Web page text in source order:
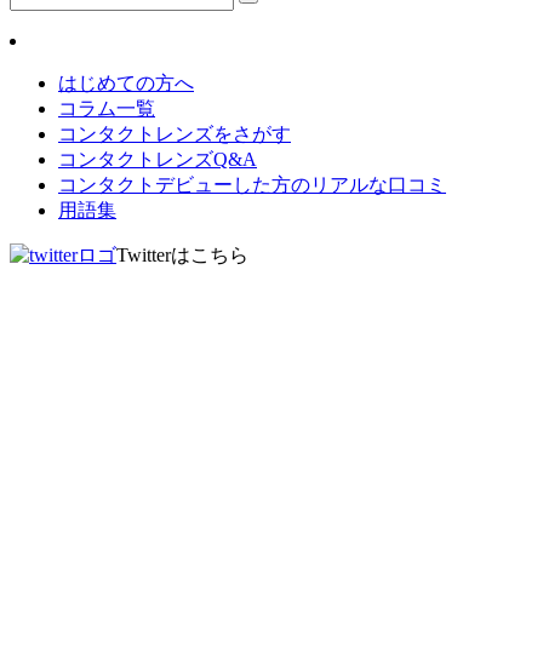
はじめての方へ
コラム一覧
コンタクトレンズをさがす
コンタクトレンズQ&A
コンタクトデビューした方のリアルな口コミ
用語集
Twitterはこちら